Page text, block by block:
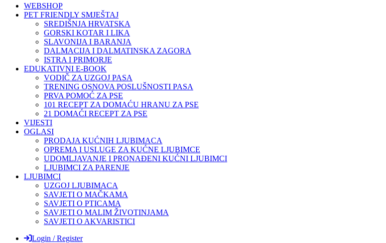
WEBSHOP
PET FRIENDLY SMJEŠTAJ
SREDIŠNJA HRVATSKA
GORSKI KOTAR I LIKA
SLAVONIJA I BARANJA
DALMACIJA I DALMATINSKA ZAGORA
ISTRA I PRIMORJE
EDUKATIVNI E-BOOK
VODIČ ZA UZGOJ PASA
TRENING OSNOVA POSLUŠNOSTI PASA
PRVA POMOĆ ZA PSE
101 RECEPT ZA DOMAĆU HRANU ZA PSE
21 DOMAĆI RECEPT ZA PSE
VIJESTI
OGLASI
PRODAJA KUĆNIH LJUBIMACA
OPREMA I USLUGE ZA KUĆNE LJUBIMCE
UDOMLJAVANJE I PRONAĐENI KUĆNI LJUBIMCI
LJUBIMCI ZA PARENJE
LJUBIMCI
UZGOJ LJUBIMACA
SAVJETI O MAČKAMA
SAVJETI O PTICAMA
SAVJETI O MALIM ŽIVOTINJAMA
SAVJETI O AKVARISTICI
Login / Register